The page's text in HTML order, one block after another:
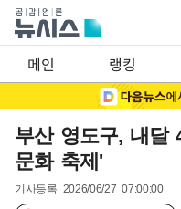
메인 랭킹
부산 영도구, 내달
문화 축제'
기사등록 2026/06/27 07:00:00